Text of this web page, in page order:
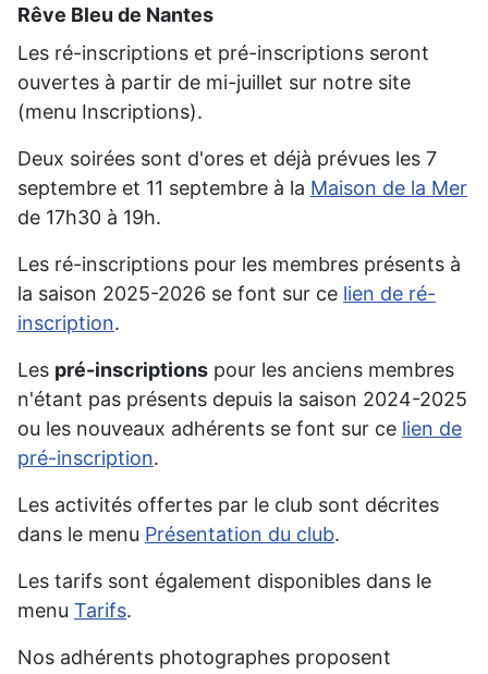
Rêve Bleu de Nantes
Les ré-inscriptions et pré-inscriptions seront
ouvertes à partir de mi-juillet sur notre site
(menu Inscriptions).
Deux soirées sont d'ores et déjà prévues les 7
septembre et 11 septembre à la Maison de la Mer
de 17h30 à 19h.
Les ré-inscriptions pour les membres présents à
la saison 2025-2026 se font sur ce lien de ré-
inscription.
Les pré-inscriptions pour les anciens membres
n'étant pas présents depuis la saison 2024-2025
ou les nouveaux adhérents se font sur ce lien de
pré-inscription.
Les activités offertes par le club sont décrites
dans le menu Présentation du club.
Les tarifs sont également disponibles dans le
menu Tarifs.
Nos adhérents photographes proposent